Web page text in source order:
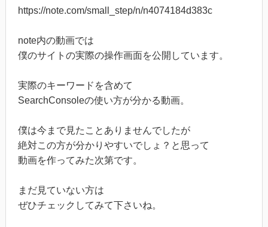
https://note.com/small_step/n/n4074184d383c
note内の動画では
僕のサイトの実際の操作画面を公開しています。
実際のキーワードを含めて
SearchConsoleの使い方が分かる動画。
僕は今まで見たことありませんでしたが
絶対この方が分かりやすいでしょ？と思って
動画を作ってみた次第です。
まだ見ていない方は
ぜひチェックしてみて下さいね。